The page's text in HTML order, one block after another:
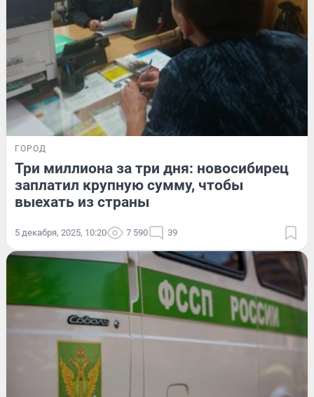
ГОРОД
Три миллиона за три дня: новосибирец
заплатил крупную сумму, чтобы
выехать из страны
5 декабря, 2025, 10:20 7 590 39